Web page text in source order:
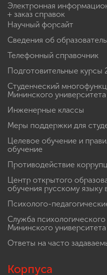
Электронная
+ заказ справок
Научный форсайт
Сведения об
Телефонный справочник
Подготовительные курсы
Студенческий
Мининского университета
Инженерные классы
Меры поддержки для
Целевое обучение и
обучение
Противодействие
Центр открытого
обучения русскому языку
Психолого-
Служба
Мининского университета
Ответы на часто
Корпуса